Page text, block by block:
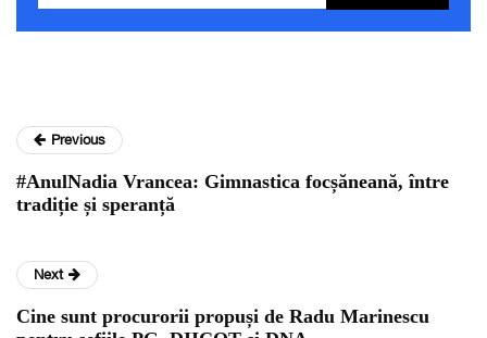
Previous
#AnulNadia Vrancea: Gimnastica focșăneană, între
tradiție și speranță
Next
Cine sunt procurorii propuși de Radu Marinescu